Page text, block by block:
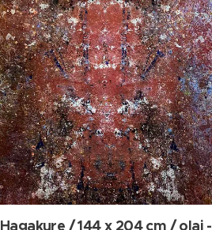
Hagakure / 144 x 204 cm / olaj -